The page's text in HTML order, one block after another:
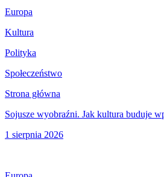
Europa
Kultura
Polityka
Społeczeństwo
Strona główna
Sojusze wyobraźni. Jak kultura buduje
1 sierpnia 2026